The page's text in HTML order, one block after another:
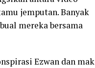
jemputan. Banyak
mereka bersama
Ezwan dan mak